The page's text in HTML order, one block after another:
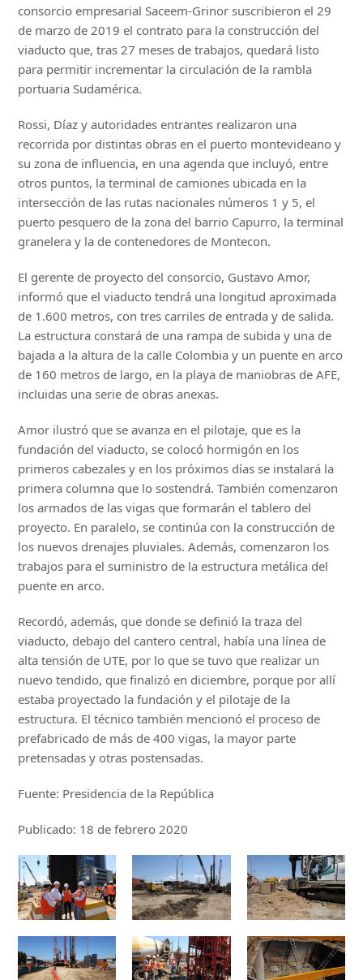
consorcio empresarial Saceem-Grinor suscribieron el 29
de marzo de 2019 el contrato para la construcción del
viaducto que, tras 27 meses de trabajos, quedará listo
para permitir incrementar la circulación de la rambla
portuaria Sudamérica.
Rossi, Díaz y autoridades entrantes realizaron una
recorrida por distintas obras en el puerto montevideano y
su zona de influencia, en una agenda que incluyó, entre
otros puntos, la terminal de camiones ubicada en la
intersección de las rutas nacionales números 1 y 5, el
puerto pesquero de la zona del barrio Capurro, la terminal
granelera y la de contenedores de Montecon.
El gerente de proyecto del consorcio, Gustavo Amor,
informó que el viaducto tendrá una longitud aproximada
de 1.600 metros, con tres carriles de entrada y de salida.
La estructura constará de una rampa de subida y una de
bajada a la altura de la calle Colombia y un puente en arco
de 160 metros de largo, en la playa de maniobras de AFE,
incluidas una serie de obras anexas.
Amor ilustró que se avanza en el pilotaje, que es la
fundación del viaducto, se colocó hormigón en los
primeros cabezales y en los próximos días se instalará la
primera columna que lo sostendrá. También comenzaron
los armados de las vigas que formarán el tablero del
proyecto. En paralelo, se continúa con la construcción de
los nuevos drenajes pluviales. Además, comenzaron los
trabajos para el suministro de la estructura metálica del
puente en arco.
Recordó, además, que donde se definió la traza del
viaducto, debajo del cantero central, había una línea de
alta tensión de UTE, por lo que se tuvo que realizar un
nuevo tendido, que finalizó en diciembre, porque por allí
estaba proyectado la fundación y el pilotaje de la
estructura. El técnico también mencionó el proceso de
prefabricado de más de 400 vigas, la mayor parte
pretensadas y otras postensadas.
Fuente: Presidencia de la República
Publicado: 18 de febrero 2020